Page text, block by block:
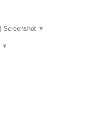
Screenshot ▼
▼